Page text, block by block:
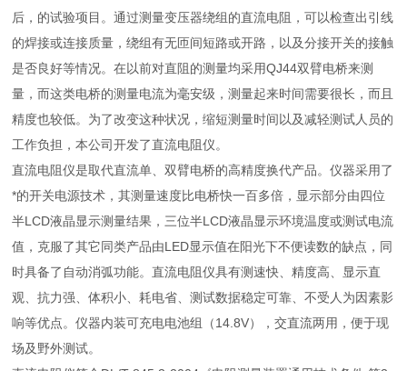
后，的试验项目。通过测量变压器绕组的直流电阻，可以检查出引线
的焊接或连接质量，绕组有无匝间短路或开路，以及分接开关的接触
是否良好等情况。在以前对直阻的测量均采用QJ44双臂电桥来测
量，而这类电桥的测量电流为毫安级，测量起来时间需要很长，而且
精度也较低。为了改变这种状况，缩短测量时间以及减轻测试人员的
工作负担，本公司开发了直流电阻仪。
直流电阻仪是取代直流单、双臂电桥的高精度换代产品。仪器采用了
*的开关电源技术，其测量速度比电桥快一百多倍，显示部分由四位
半LCD液晶显示测量结果，三位半LCD液晶显示环境温度或测试电流
值，克服了其它同类产品由LED显示值在阳光下不便读数的缺点，同
时具备了自动消弧功能。直流电阻仪具有测速快、精度高、显示直
观、抗力强、体积小、耗电省、测试数据稳定可靠、不受人为因素影
响等优点。仪器内装可充电电池组（14.8V），交直流两用，便于现
场及野外测试。